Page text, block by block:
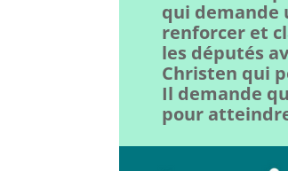
qui demande
renforcer et
les députés
Christen qui
Il demande
pour